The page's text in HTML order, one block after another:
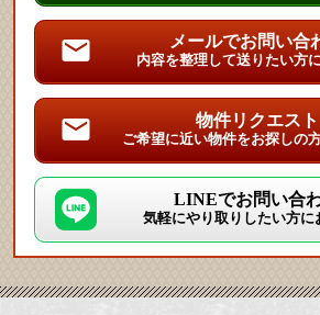
メールでお問い合
内容を整理して送りたい方
物件リクエスト
ご希望に近い物件をお探しの
LINEでお問い合
気軽にやり取りしたい方に